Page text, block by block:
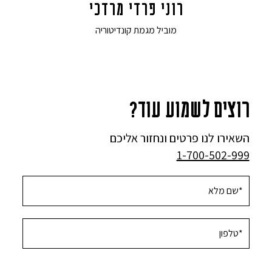
רוני פרדי מרדכי
מוביל מגמת קונדיטוריה
רוצים לשמוע עוד?
השאירו לנו פרטים ונחזור אליכם
1-700-502-999